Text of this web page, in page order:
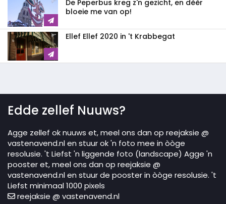
De Peperbus kreg z'n gezicht, en dèèr
bloeie me van op!
Ellef Ellef 2020 in 't Krabbegat
Edde zellef Nuuws?
Agge zellef ok nuuws et, meel ons dan op reejaksie @
vastenavend.nl en stuur ok 'n foto mee in òòge
resolusie. 't Liefst 'n liggende foto (landscape) Agge 'n
pooster et, meel ons dan op reejaksie @
vastenavend.nl en stuur de pooster in òòge resolusie. 't
Liefst minimaal 1000 pixels
reejaksie @ vastenavend.nl